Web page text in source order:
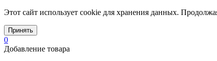
Этот сайт использует cookie для хранения данных.
Принять
0
Добавление товара